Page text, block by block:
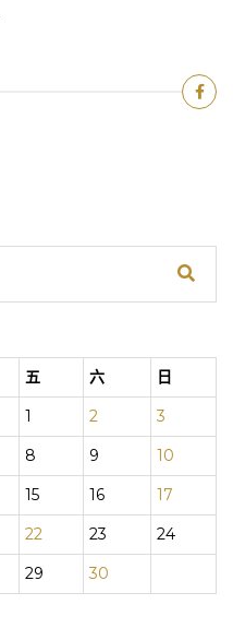
五 六
日
1
2
3
8 9
10
15 16
17
22 23
24
29 30